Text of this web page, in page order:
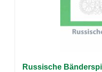
Russische